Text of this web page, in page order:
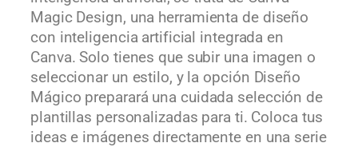
Magic Design, una herramienta de diseño
con inteligencia artificial integrada en
Canva. Solo tienes que subir una imagen o
seleccionar un estilo, y la opción Diseño
Mágico preparará una cuidada selección de
plantillas personalizadas para ti. Coloca tus
ideas e imágenes directamente en una serie